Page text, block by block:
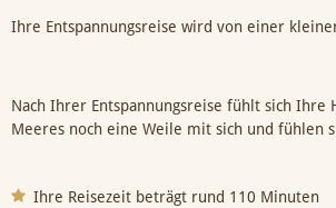
Ihre Entspannungsreise wird von einer
Nach Ihrer Entspannungsreise fühlt sich
Meeres noch eine Weile mit sich und fühlen
Ihre Reisezeit beträgt rund 110 Minuten